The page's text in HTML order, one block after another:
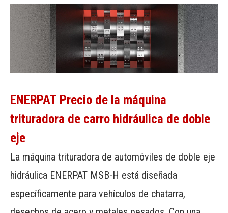
ENERPAT Precio de la máquina
trituradora de carro hidráulica de doble
eje
La máquina trituradora de automóviles de doble eje
hidráulica ENERPAT MSB-H está diseñada
específicamente para vehículos de chatarra,